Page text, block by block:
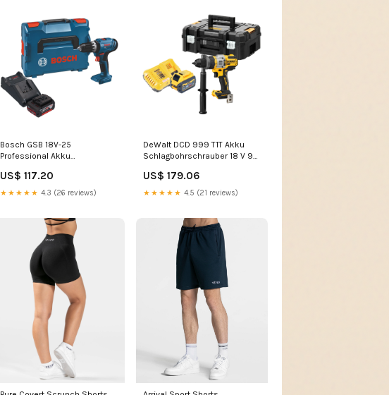
Schlagbohrschrauber 18 V 56
Nm + 1x Akku 5,0 Ah +
Ladegerät + L-Boxx L - French
US$ 117.20
★★★★★ 4.3 (26 reviews)
Nm Brushless + 1x Akku 6,0
Ah + Ladegerät + TSTAK L -
Polish
US$ 179.06
★★★★★4.5 (21 reviews)
Pure Covert Scrunch Shorts
Arrival Sport Shorts
"Dunkelblau" size:XL